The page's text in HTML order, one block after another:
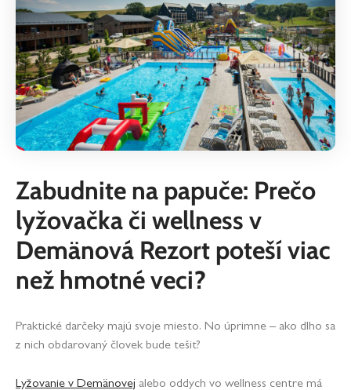
Zabudnite na papuče: Prečo
lyžovačka či wellness v
Demänová Rezort poteší viac
než hmotné veci?
Praktické darčeky majú svoje miesto. No úprimne – ako dlho sa
z nich obdarovaný človek bude tešiť?
Lyžovanie v Demänovej alebo oddych vo wellness centre má